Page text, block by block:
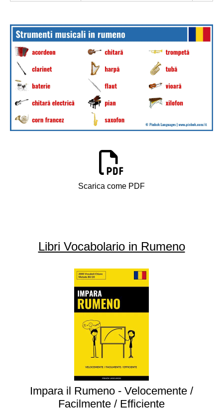
Scarica come PDF
Libri Vocabolario in Rumeno
Impara il Rumeno - Velocemente /
Facilmente / Efficiente